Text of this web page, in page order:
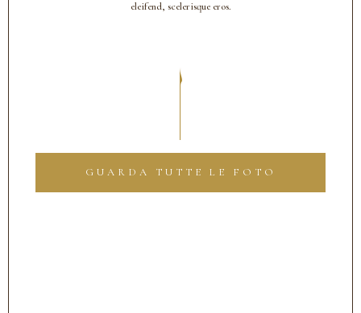
eleifend, scelerisque eros.
GUARDA TUTTE LE FOTO